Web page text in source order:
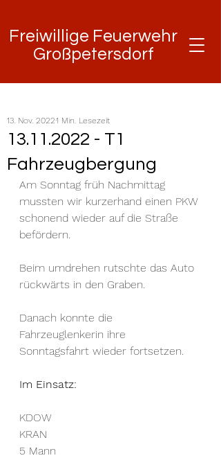
Freiwillige Feuerwehr
Großpetersdorf
Freiwillige Feuerwehr
Großpetersdorf
13.11.2022 - T1
Fahrzeugbergung
13. Nov. 20221 Min. Lesezeit
Am Sonntag früh Nachmittag
mussten wir kurzerhand einen PKW
schonend wieder auf die Straße
befördern.
Beim umdrehen rutschte das Auto
rückwärts in den Graben.
Danach konnte die
Fahrzeuglenkerin ihre
Sonntagsfahrt wieder fortsetzen.
Im Einsatz:
KDOW
KRAN
5 Mann